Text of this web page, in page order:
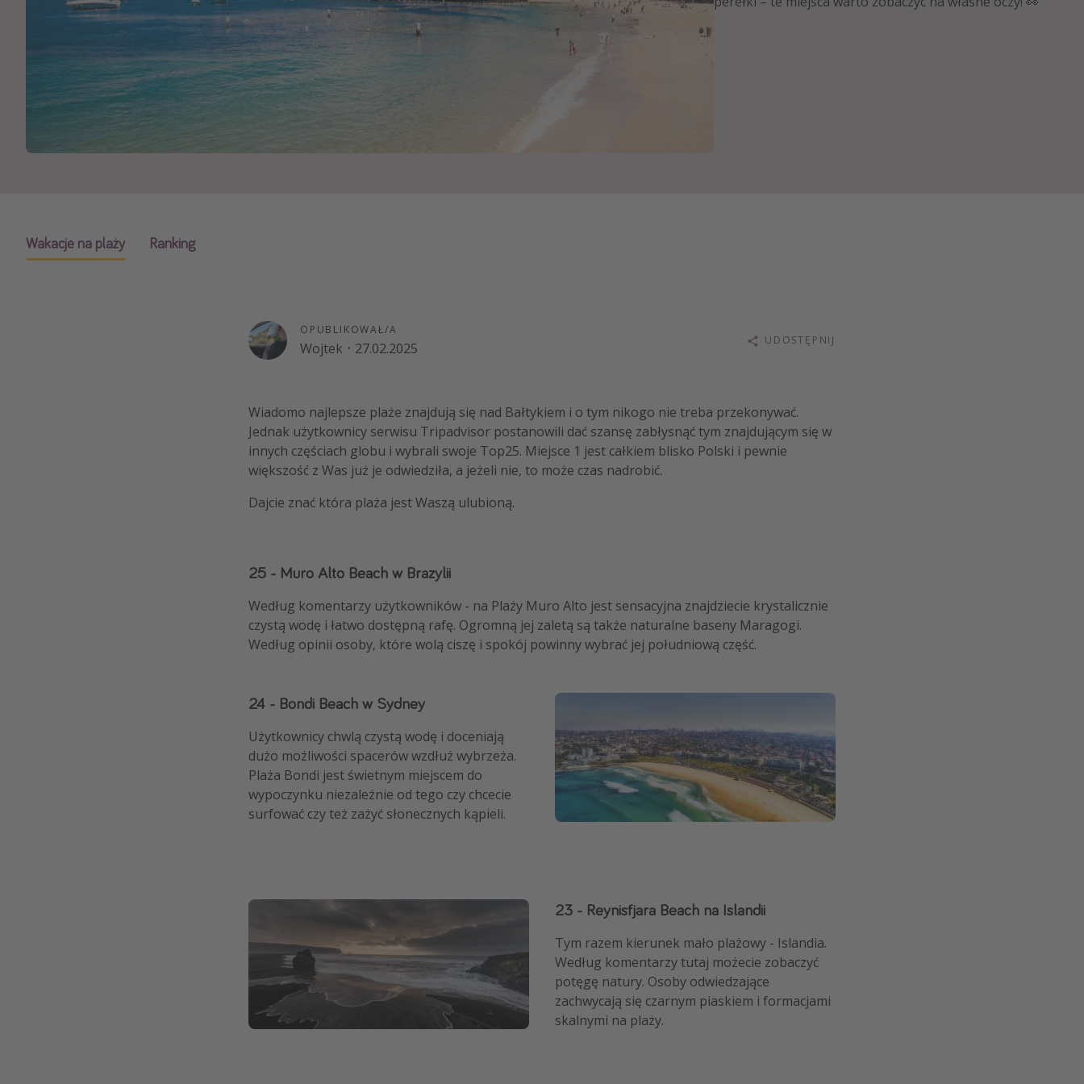
Wszystkie
Wakacje na plaży Ranking
OPUBLIKOWAŁ/A
Wojtek · 27.02.2025 UDOSTĘPNIJ
Wiadomo najlepsze plaże znajdują się nad Bałtykiem i o tym nikogo nie treba przekonywać.
Jednak użytkownicy serwisu Tripadvisor postanowili dać szansę zabłysnąć tym znajdującym się w
innych częściach globu i wybrali swoje Top25. Miejsce 1 jest całkiem blisko Polski i pewnie
większość z Was już je odwiedziła, a jeżeli nie, to może czas nadrobić.
Dajcie znać która plaża jest Waszą ulubioną.
25 - Muro Alto Beach w Brazylii
Według komentarzy użytkowników - na Plaży Muro Alto jest sensacyjna znajdziecie krystalicznie
czystą wodę i łatwo dostępną rafę. Ogromną jej zaletą są także naturalne baseny Maragogi.
Według opinii osoby, które wolą ciszę i spokój powinny wybrać jej południową część.
24 - Bondi Beach w Sydney
Użytkownicy chwlą czystą wodę i doceniają
dużo możliwości spacerów wzdłuż wybrzeża.
Plaża Bondi jest świetnym miejscem do
wypoczynku niezależnie od tego czy chcecie
surfować czy też zażyć słonecznych kąpieli.
23 - Reynisfjara Beach na Islandii
Tym razem kierunek mało plażowy - Islandia.
Według komentarzy tutaj możecie zobaczyć
potęgę natury. Osoby odwiedzające
zachwycają się czarnym piaskiem i formacjami
skalnymi na plaży.